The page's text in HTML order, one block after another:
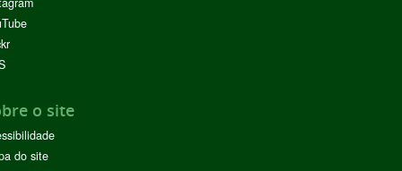
o site
do site